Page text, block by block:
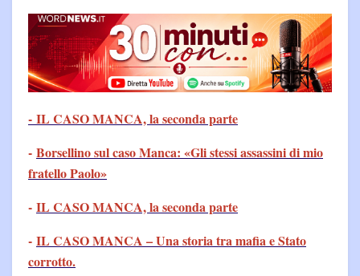
- IL CASO MANCA, la seconda parte
- Borsellino sul caso Manca: «Gli stessi assassini di mio
fratello Paolo»
- IL CASO MANCA, la seconda parte
- IL CASO MANCA – Una storia tra mafia e Stato
corrotto.